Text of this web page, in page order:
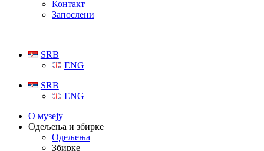
Контакт
Запослени
SRB
ENG
SRB
ENG
О музеју
Одељења и збирке
Одељења
Збирке